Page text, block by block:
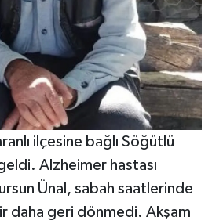
ilçesine bağlı Söğütlü
Alzheimer hastası
Ünal, sabah saatlerinde
daha geri dönmedi. Akşam